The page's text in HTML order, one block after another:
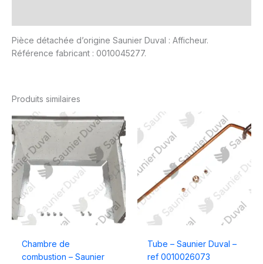
Pièce détachée d’origine Saunier Duval : Afficheur.
Référence fabricant : 0010045277.
Produits similaires
Chambre de
combustion – Saunier
Tube – Saunier Duval –
ref 0010026073